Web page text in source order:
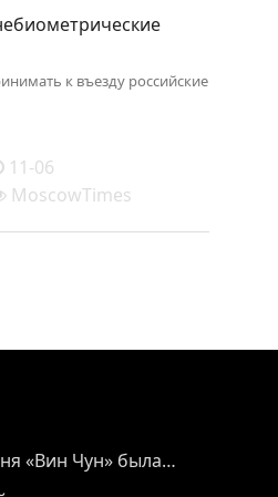
к въезду российские
11-06
MoscowTimes
«Вин Чун» была